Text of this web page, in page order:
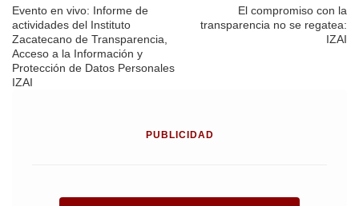
Evento en vivo: Informe de
actividades del Instituto
Zacatecano de Transparencia,
Acceso a la Información y
Protección de Datos Personales
IZAI
El compromiso con la
transparencia no se regatea:
IZAI
PUBLICIDAD